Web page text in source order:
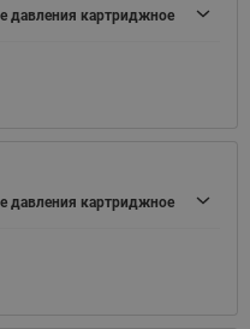
давления картриджное
давления картриджное